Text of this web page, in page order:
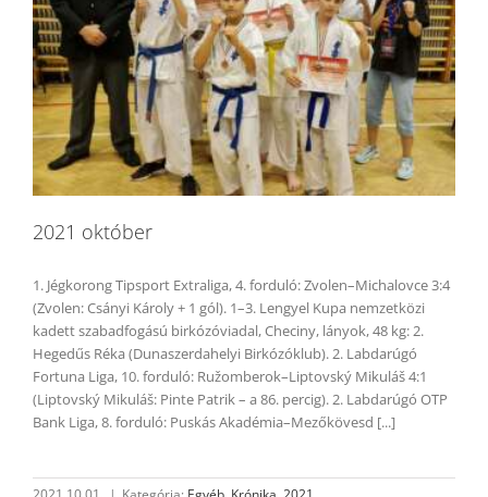
2021 október
1. Jégkorong Tipsport Extraliga, 4. forduló: Zvolen–Michalovce 3:4
(Zvolen: Csányi Károly + 1 gól). 1–3. Lengyel Kupa nemzetközi
kadett szabadfogású birkózóviadal, Checiny, lányok, 48 kg: 2.
Hegedűs Réka (Dunaszerdahelyi Birkózóklub). 2. Labdarúgó
Fortuna Liga, 10. forduló: Ružomberok–Liptovský Mikuláš 4:1
(Liptovský Mikuláš: Pinte Patrik – a 86. percig). 2. Labdarúgó OTP
Bank Liga, 8. forduló: Puskás Akadémia–Mezőkövesd [...]